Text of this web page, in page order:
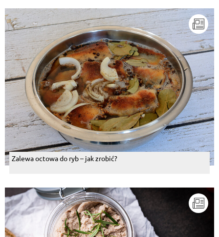
Zalewa octowa do ryb – jak zrobić?